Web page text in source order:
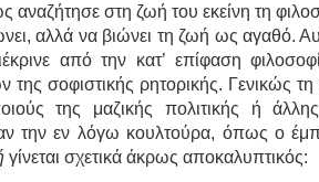
αναζήτησε στη ζωή του εκείνη τη
αλλά να βιώνει τη ζωή ως αγαθό.
από την κατ’ επίφαση
της σοφιστικής ρητορικής. Γενικώς
της μαζικής πολιτικής ή
την εν λόγω κουλτούρα, όπως ο
γίνεται σχετικά άκρως αποκαλυπτικός: